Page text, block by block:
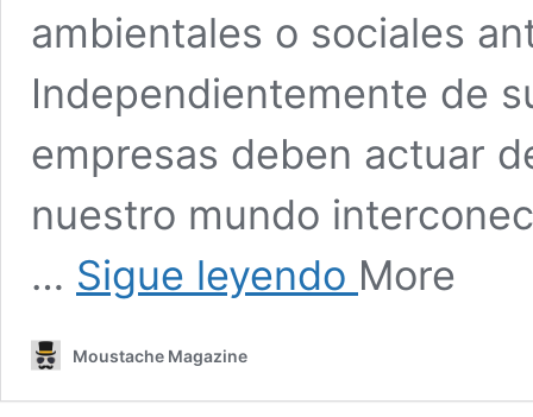
ambientales o sociales
Independientemente de
empresas deben actuar
nuestro mundo
… Sigue leyendo
Ocho
prácticas
debería
More
Moustache Magazine